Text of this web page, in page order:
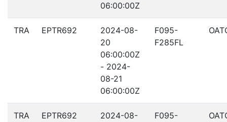
06:00:00Z
TRA EPTR692
2024-08-
20
06:00:00Z
- 2024-
08-21
06:00:00Z
F095-
F285FL
TRA EPTR692
2024-08-
F095-